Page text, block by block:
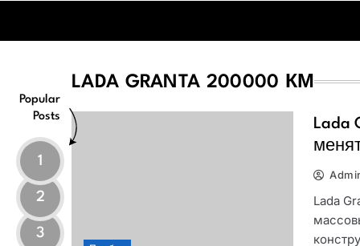
Popular
Posts
1
2
3
LADA GRANTA 200000 КМ
Lada
Lada